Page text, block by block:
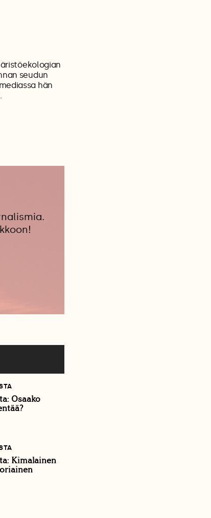
seudun
hän
Osaako
Kimalainen